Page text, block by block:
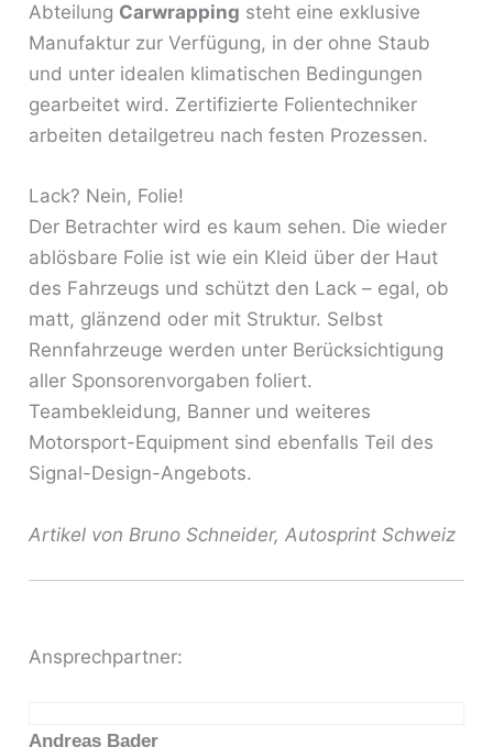
Abteilung Carwrapping steht eine exklusive
Manufaktur zur Verfügung, in der ohne Staub
und unter idealen klimatischen Bedingungen
gearbeitet wird. Zertifizierte Folientechniker
arbeiten detailgetreu nach festen Prozessen.
Lack? Nein, Folie!
Der Betrachter wird es kaum sehen. Die wieder
ablösbare Folie ist wie ein Kleid über der Haut
des Fahrzeugs und schützt den Lack – egal, ob
matt, glänzend oder mit Struktur. Selbst
Rennfahrzeuge werden unter Berücksichtigung
aller Sponsorenvorgaben foliert.
Teambekleidung, Banner und weiteres
Motorsport-Equipment sind ebenfalls Teil des
Signal-Design-Angebots.
Artikel von Bruno Schneider, Autosprint Schweiz
Ansprechpartner:
Andreas Bader